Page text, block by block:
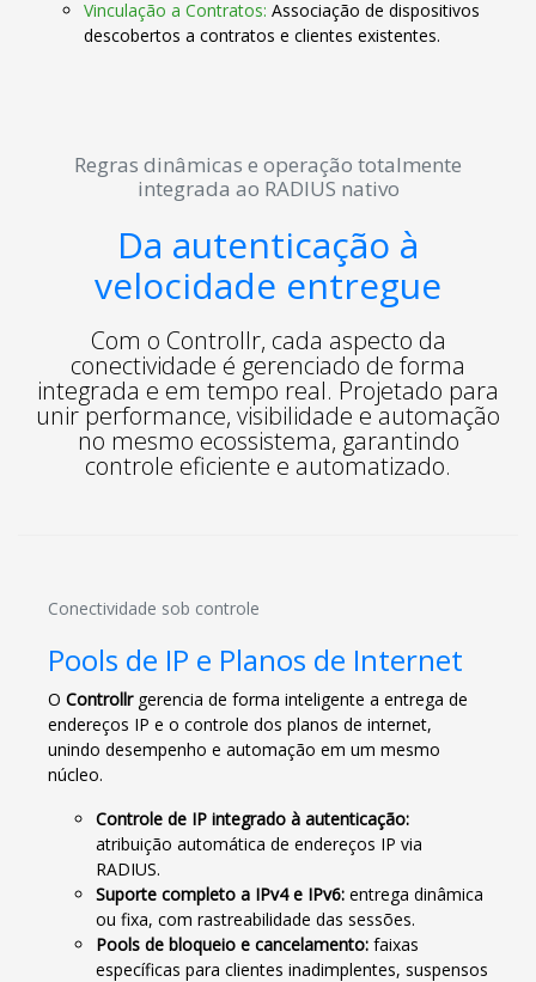
Vinculação a Contratos: Associação de dispositivos
descobertos a contratos e clientes existentes.
Regras dinâmicas e operação totalmente
integrada ao RADIUS nativo
Da autenticação à
velocidade entregue
Com o Controllr, cada aspecto da
conectividade é gerenciado de forma
integrada e em tempo real. Projetado para
unir performance, visibilidade e automação
no mesmo ecossistema, garantindo
controle eficiente e automatizado.
Conectividade sob controle
Pools de IP e Planos de Internet
O Controllrgerencia de forma inteligente a entrega de
endereços IP e o controle dos planos de internet,
unindo desempenho e automação em um mesmo
núcleo.
Controle de IP integrado à autenticação:
atribuição automática de endereços IP via
RADIUS.
Suporte completo a IPv4 e IPv6: entrega dinâmica
ou fixa, com rastreabilidade das sessões.
Pools de bloqueio e cancelamento: faixas
específicas para clientes inadimplentes, suspensos